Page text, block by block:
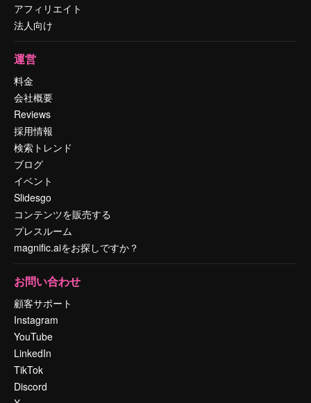
アフィリエイト
法人向け
運営
料金
会社概要
Reviews
採用情報
検索トレンド
ブログ
イベント
Slidesgo
コンテンツを販売する
プレスルーム
magnific.aiをお探しですか？
お問い合わせ
顧客サポート
Instagram
YouTube
LinkedIn
TikTok
Discord